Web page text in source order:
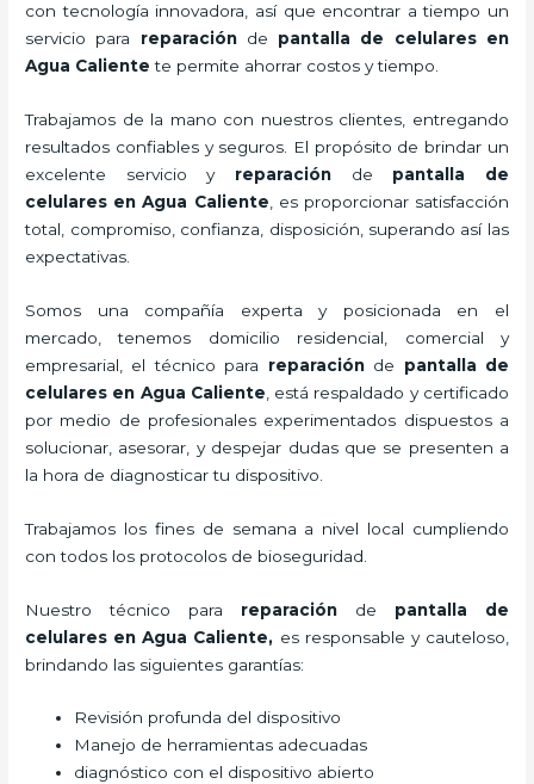
con tecnología innovadora, así que encontrar a tiempo un
servicio para reparaciónde pantalla de celularesen
Agua Caliente te permite ahorrar costos y tiempo.
Trabajamos de la mano con nuestros clientes, entregando
resultados confiables y seguros. El propósito de brindar un
excelente servicio y reparación de
pantalla de
celulares en Agua Caliente , es proporcionar satisfacción
total, compromiso, confianza, disposición, superando así las
expectativas.
Somos una compañía experta y posicionada en el
mercado, tenemos domicilio residencial, comercial y
empresarial, el técnico para reparaciónde
pantalla de
celulares en Agua Caliente , está respaldado y certificado
por medio de profesionales experimentados dispuestos a
solucionar, asesorar, y despejar dudas que se presenten a
la hora de diagnosticar tu dispositivo.
Trabajamos los fines de semana a nivel local cumpliendo
con todos los protocolos de bioseguridad.
Nuestro técnico para reparación de
pantalla de
celulares en Agua Caliente, es responsable y cauteloso,
brindando las siguientes garantías:
Revisión profunda del dispositivo
Manejo de herramientas adecuadas
diagnóstico con el dispositivo abierto